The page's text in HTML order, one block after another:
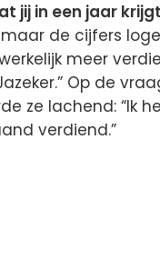
jij in een jaar
de cijfers
meer
Op de
ze lachend: “Ik
verdiend.”